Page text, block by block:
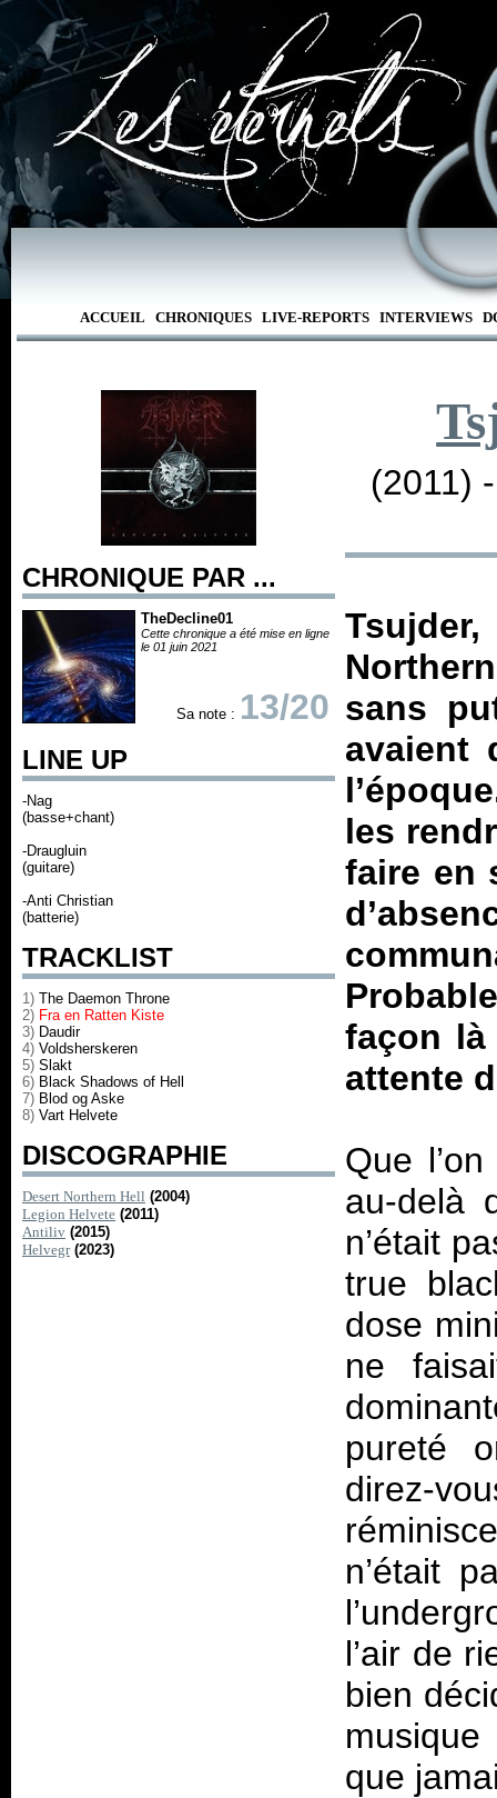
ACCUEIL CHRONIQUES LIVE-REPORTS INTERVIEWS
CHRONIQUE PAR ...
TheDecline01
Cette chronique a été mise en ligne
le 01 juin 2021
Sa note : 13/20
LINE UP
-Nag
(basse+chant)
-Draugluin
(guitare)
-Anti Christian
(batterie)
TRACKLIST
1) The Daemon Throne
2) Fra en Ratten Kiste
3) Daudir
4) Voldsherskeren
5) Slakt
6) Black Shadows of Hell
7) Blod og Aske
8) Vart Helvete
DISCOGRAPHIE
Desert Northern Hell (2004)
Legion Helvete (2011)
Antiliv (2015)
Helvegr (2023)
(2011)
sans
avaient
les
faire en
façon là
attente
Que
au-delà
n’était
true
dose
ne
pureté
direz-
n’était
l’air de
bien
que